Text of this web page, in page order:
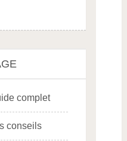
complet
conseils